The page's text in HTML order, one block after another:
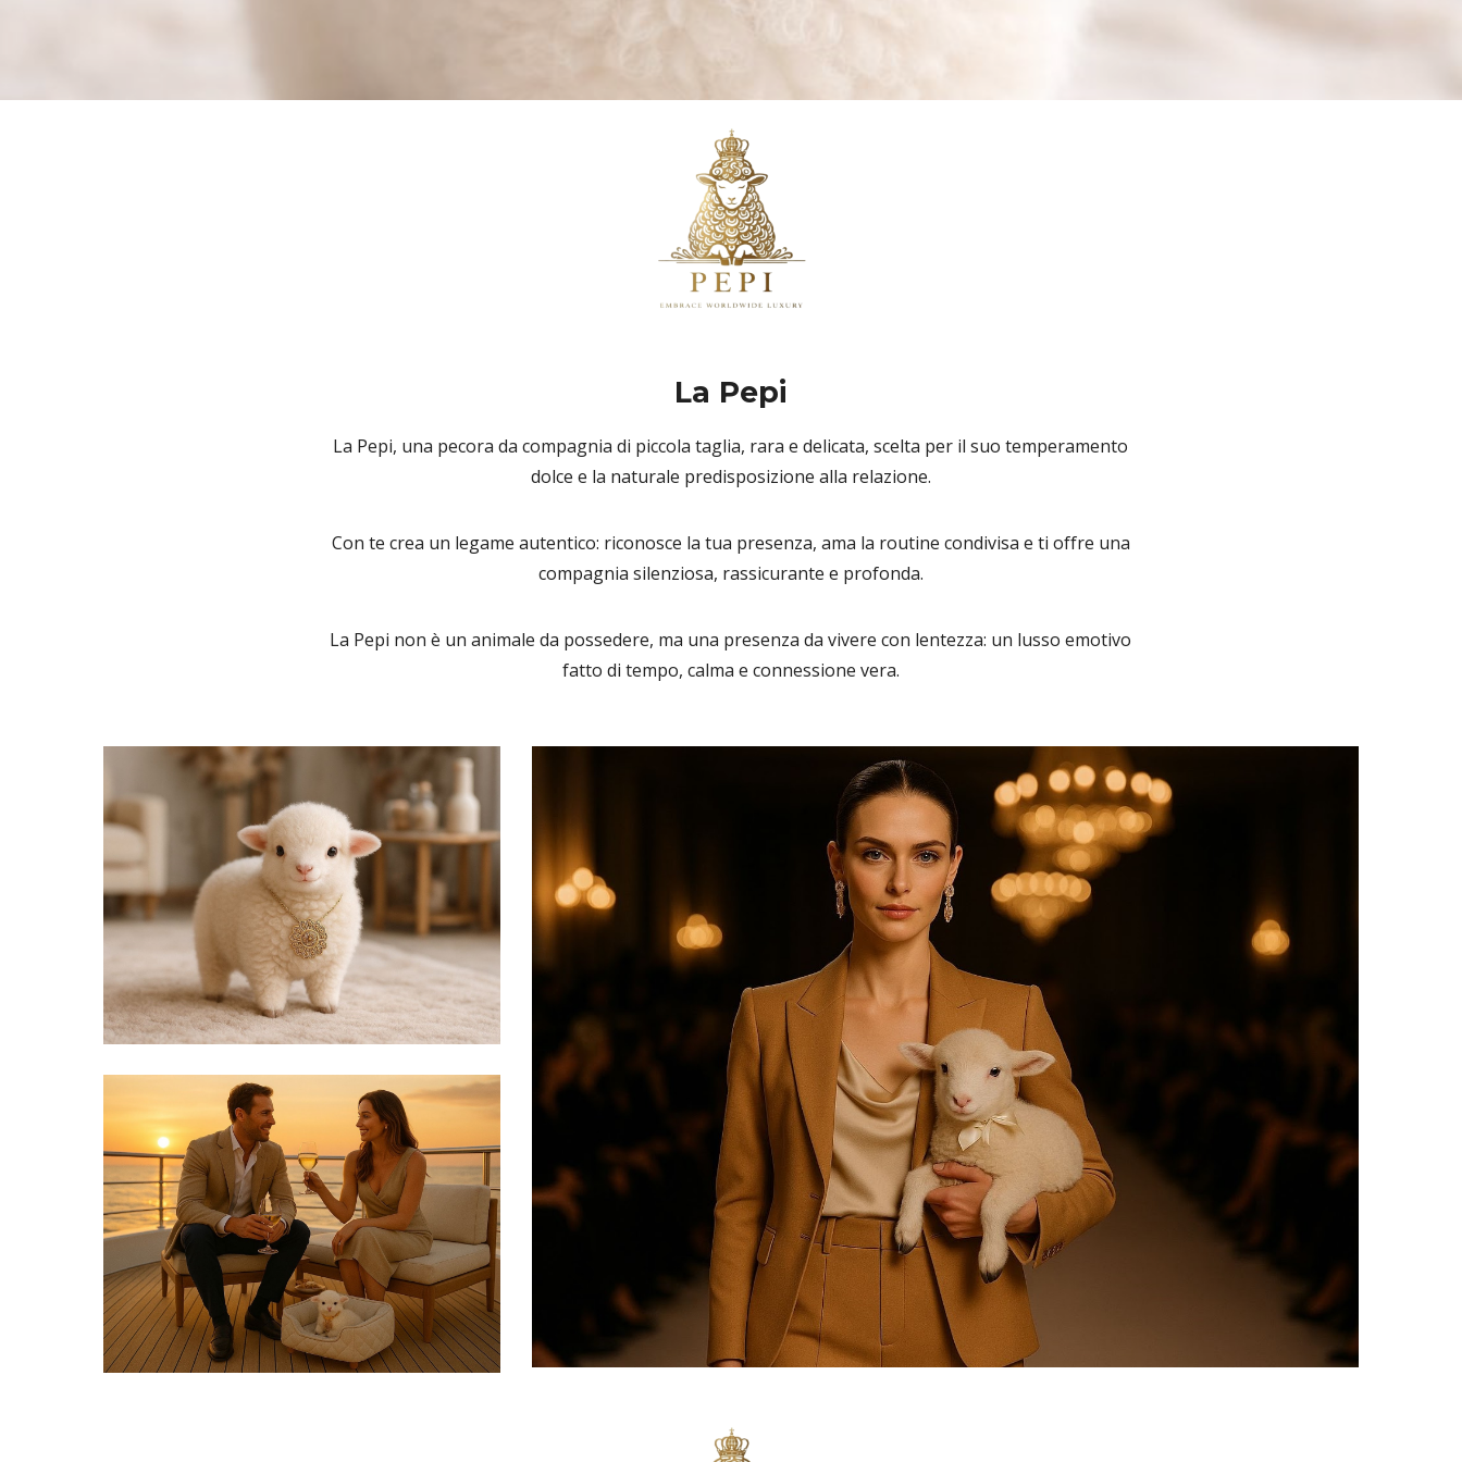
La Pepi
La Pepi, una pecora da compagnia di piccola taglia, rara e delicata, scelta per il suo temperamento
dolce e la naturale predisposizione alla relazione.
Con te crea un legame autentico: riconosce la tua presenza, ama la routine condivisa e ti offre una
compagnia silenziosa, rassicurante e profonda.
La Pepi non è un animale da possedere, ma una presenza da vivere con lentezza: un lusso emotivo
fatto di tempo, calma e connessione vera.